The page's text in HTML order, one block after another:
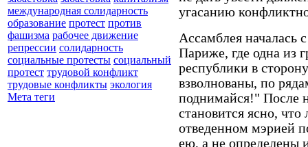
международная солидарность
образование протест против
фашизма рабочее движение
репрессии солидарность
социальные протесты социальный
протест трудовой конфликт
трудовые конфликты экология
Мета теги
угасанию
Ассамблея началась
Париже, где одна из
республики в
взволнованы, по
поднимайся!" После
становится ясно, что
отведенном мэрией
ею, а не определены